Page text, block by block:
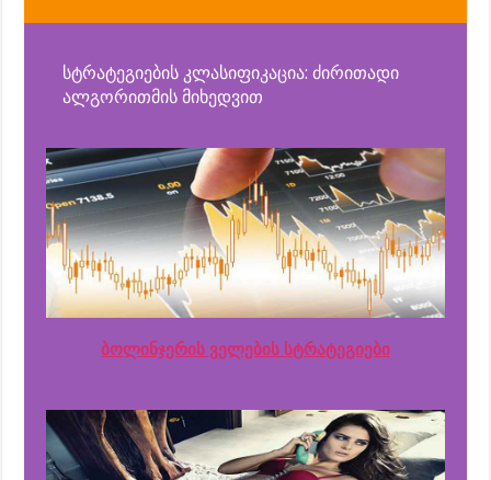
სტრატეგიების კლასიფიკაცია: ძირითადი
ალგორითმის მიხედვით
ბოლინჯერის ველების სტრატეგიები